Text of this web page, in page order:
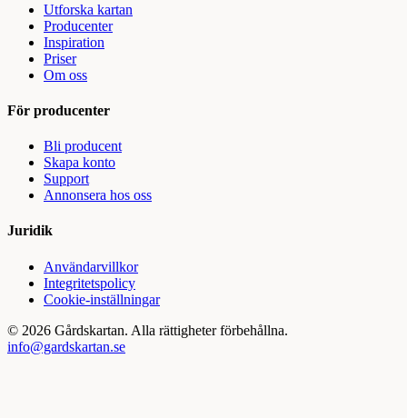
Utforska kartan
Producenter
Inspiration
Priser
Om oss
För producenter
Bli producent
Skapa konto
Support
Annonsera hos oss
Juridik
Användarvillkor
Integritetspolicy
Cookie-inställningar
© 2026 Gårdskartan. Alla rättigheter förbehållna.
info@gardskartan.se